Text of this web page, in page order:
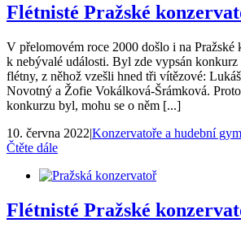
Flétnisté Pražské
V přelomovém roce 2000 došlo i na Pražské
k nebývalé události. Byl zde vypsán konkurz
flétny, z něhož vzešli hned tři vítězové:
Novotný a Žofie Vokálková-Šrámková.
konkurzu byl, mohu se o něm [...]
10. června 2022|Konzervatoře a hudební
Čtěte dále
Flétnisté Pražské